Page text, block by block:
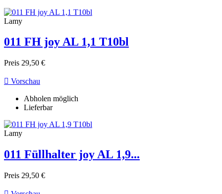
Lamy
011 FH joy AL 1,1 T10bl
Preis 29,50 €
 Vorschau
Abholen möglich
Lieferbar
Lamy
011 Füllhalter joy AL 1,9...
Preis 29,50 €